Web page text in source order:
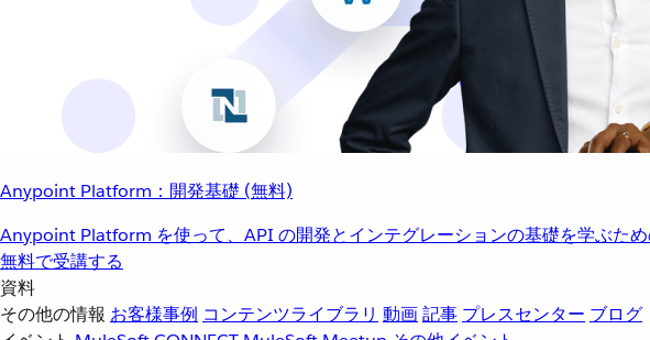
Anypoint Platform：開発基礎 (無料)
Anypoint Platform を使って、API の開発とインテグレーションの基礎を学ぶため
無料で受講する
資料
その他の情報 お客様事例 コンテンツライブラリ 動画記事 プレスセンター ブログ